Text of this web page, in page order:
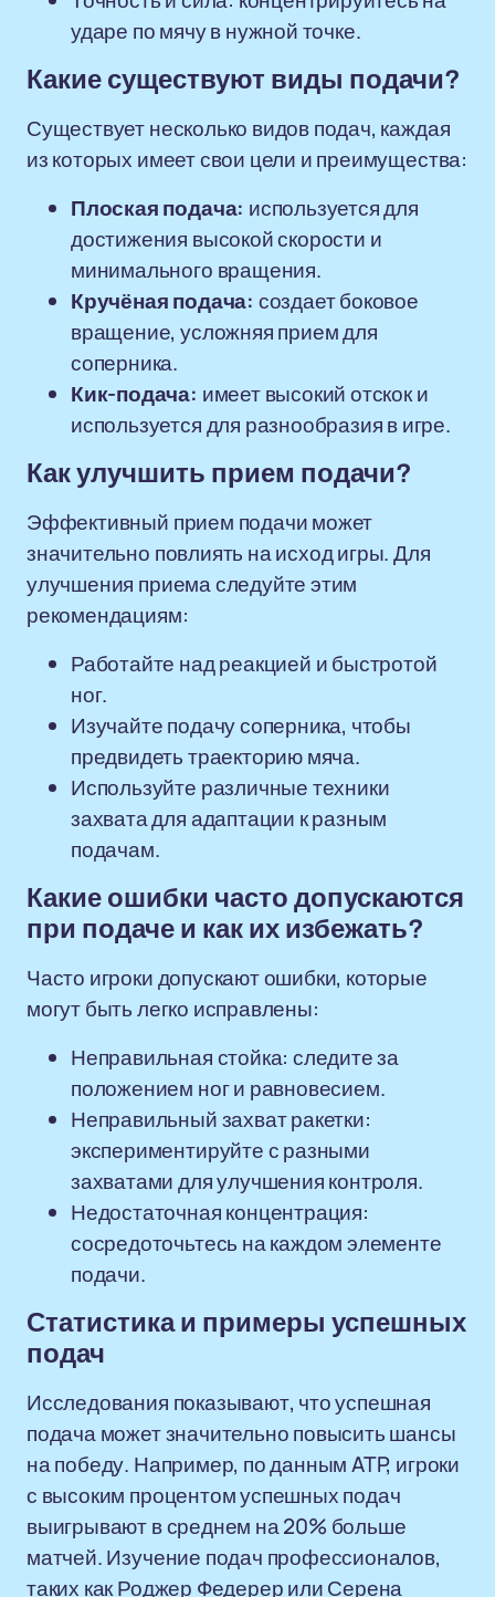
ударе по мячу в нужной точке.
Какие существуют виды подачи?
Существует несколько видов подач, каждая
из которых имеет свои цели и преимущества:
Плоская подача: используется для
достижения высокой скорости и
минимального вращения.
Кручёная подача: создает боковое
вращение, усложняя прием для
соперника.
Кик-подача: имеет высокий отскок и
используется для разнообразия в игре.
Как улучшить прием подачи?
Эффективный прием подачи может
значительно повлиять на исход игры. Для
улучшения приема следуйте этим
рекомендациям:
Работайте над реакцией и быстротой
ног.
Изучайте подачу соперника, чтобы
предвидеть траекторию мяча.
Используйте различные техники
захвата для адаптации к разным
подачам.
Какие ошибки часто допускаются
при подаче и как их избежать?
Часто игроки допускают ошибки, которые
могут быть легко исправлены:
Неправильная стойка: следите за
положением ног и равновесием.
Неправильный захват ракетки:
экспериментируйте с разными
захватами для улучшения контроля.
Недостаточная концентрация:
сосредоточьтесь на каждом элементе
подачи.
Статистика и примеры успешных
подач
Исследования показывают, что успешная
подача может значительно повысить шансы
на победу. Например, по данным ATP, игроки
с высоким процентом успешных подач
выигрывают в среднем на 20% больше
матчей. Изучение подач профессионалов,
таких как Роджер Федерер или Серена